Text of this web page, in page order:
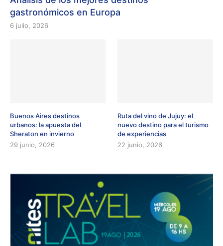
gastronómicos en Europa
6 julio, 2026
Buenos Aires destinos
urbanos: la apuesta del
Sheraton en invierno
29 junio, 2026
Ruta del vino de Jujuy: el
nuevo destino para el turismo
de experiencias
22 junio, 2026